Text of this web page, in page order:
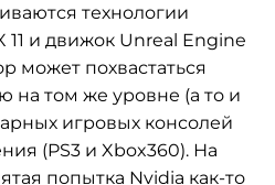
технологии
11 и движок Unreal Engine
может похвастаться
на том же уровне (а то и
игровых консолей
(PS3 и Xbox360). На
попытка Nvidia как-то